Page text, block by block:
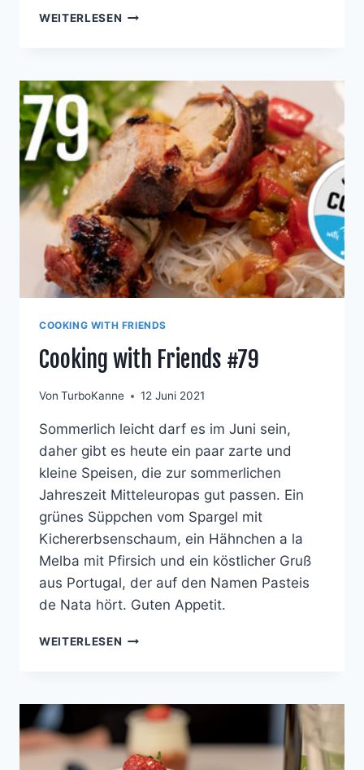
WEITERLESEN SÜPPCHEN
MIT
KICHERERBSENSCHAUM
UND
GELBE
UND
ROTE
LINSEN
COOKING WITH FRIENDS
Cooking with Friends #79
Von TurboKanne 12 Juni 2021
Sommerlich leicht darf es im Juni sein,
daher gibt es heute ein paar zarte und
kleine Speisen, die zur sommerlichen
Jahreszeit Mitteleuropas gut passen. Ein
grünes Süppchen vom Spargel mit
Kichererbsenschaum, ein Hähnchen a la
Melba mit Pfirsich und ein köstlicher Gruß
aus Portugal, der auf den Namen Pasteis
de Nata hört. Guten Appetit.
WEITERLESEN COOKING